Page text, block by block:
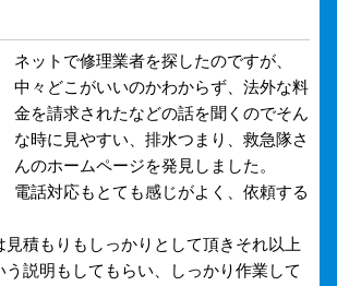
ネットで修理業者を探したのですが、
中々どこがいいのかわからず、法外な料
金を請求されたなどの話を聞くのでそん
な時に見やすい、排水つまり、救急隊さ
んのホームページを発見しました。
電話対応もとても感じがよく、依頼する
見積もりもしっかりとして頂きそれ以上
う説明もしてもらい、しっかり作業して